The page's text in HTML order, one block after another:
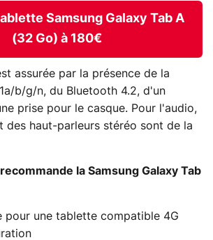
Samsung Galaxy Tab A
(32 Go) à 180€
assurée par la présence de la
b/g/n, du Bluetooth 4.2, d'un
prise pour le casque. Pour l'audio,
des haut-parleurs stéréo sont de la
la Samsung Galaxy Tab
pour une tablette compatible 4G